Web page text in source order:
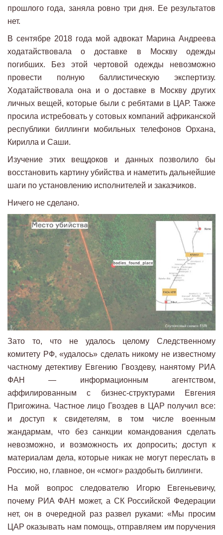
прошлого года, заняла ровно три дня. Ее результатов
нет.
В сентябре 2018 года мой адвокат Марина Андреева
ходатайствовала о доставке в Москву одежды
погибших. Без этой чертовой одежды невозможно
провести полную баллистическую экспертизу.
Ходатайствовала она и о доставке в Москву других
личных вещей, которые были с ребятами в ЦАР. Также
просила истребовать у сотовых компаний африканской
республики биллинги мобильных телефонов Орхана,
Кирилла и Саши.
Изучение этих вещдоков и данных позволило бы
восстановить картину убийства и наметить дальнейшие
шаги по установлению исполнителей и заказчиков.
Ничего не сделано.
Зато то, что не удалось целому Следственному
комитету РФ, «удалось» сделать никому не известному
частному детективу Евгению Гвоздеву, нанятому РИА
ФАН — информационным агентством,
аффилированным с бизнес-структурами Евгения
Пригожина. Частное лицо Гвоздев в ЦАР получил все:
и доступ к свидетелям, в том числе военным
жандармам, что без санкции командования сделать
невозможно, и возможность их допросить; доступ к
материалам дела, которые никак не могут переслать в
Россию, но, главное, он «смог» раздобыть биллинги.
На мой вопрос следователю Игорю Евгеньевичу,
почему РИА ФАН может, а СК Российской Федерации
нет, он в очередной раз развел руками: «Мы просим
ЦАР оказывать нам помощь, отправляем им поручения